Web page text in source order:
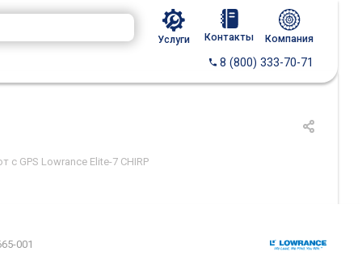
Услуги Контакты Компания
8 (800) 333-70-71
с GPS Lowrance Elite-7 CHIRP
001